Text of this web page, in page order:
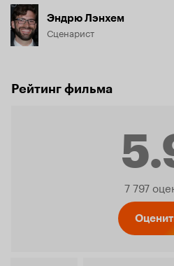
Эндрю Лэнхем
Сценарист
Рейтинг фильма
7 797